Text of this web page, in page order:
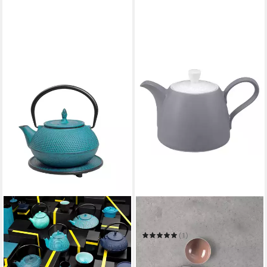
SELTMANN WEIDEN
Kanne Life Fashion
(1)
91,45 € UVP124,50 €
-27%